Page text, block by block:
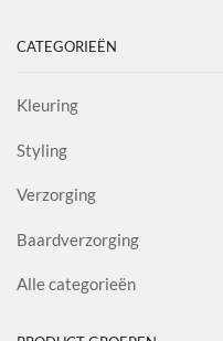
CATEGORIEËN
Kleuring
Styling
Verzorging
Baardverzorging
Alle categorieën